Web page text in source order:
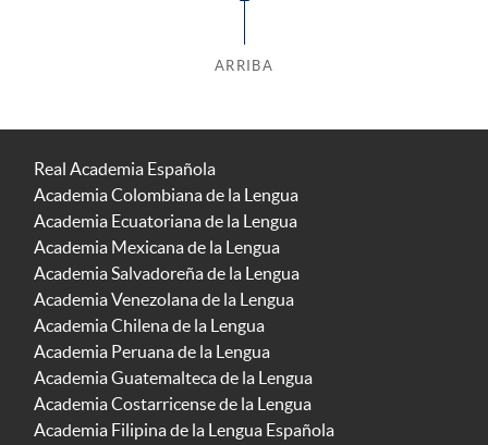
ARRIBA
Real Academia Española
Academia Colombiana de la Lengua
Academia Ecuatoriana de la Lengua
Academia Mexicana de la Lengua
Academia Salvadoreña de la Lengua
Academia Venezolana de la Lengua
Academia Chilena de la Lengua
Academia Peruana de la Lengua
Academia Guatemalteca de la Lengua
Academia Costarricense de la Lengua
Academia Filipina de la Lengua Española